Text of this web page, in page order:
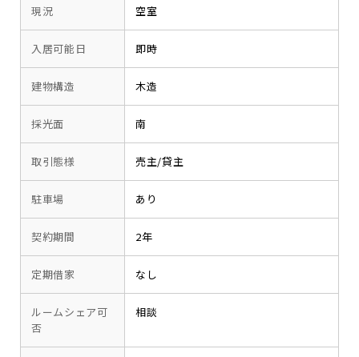
現況 空室
入居可能日 即時
建物構造 木造
採光面 南
取引態様 売主/貸主
駐車場 あり
契約期間 2年
定期借家 なし
ルームシェア可
否
相談